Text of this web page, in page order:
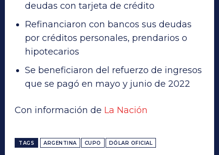
deudas con tarjeta de crédito
Refinanciaron con bancos sus deudas
por créditos personales, prendarios o
hipotecarios
Se beneficiaron del refuerzo de ingresos
que se pagó en mayo y junio de 2022
Con información de La Nación
TAGS ARGENTINA CUPO DÓLAR OFICIAL